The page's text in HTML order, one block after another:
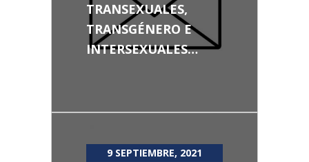
TRANSEXUALES,
TRANSGÉNERO E
INTERSEXUALES…
9 SEPTIEMBRE, 2021